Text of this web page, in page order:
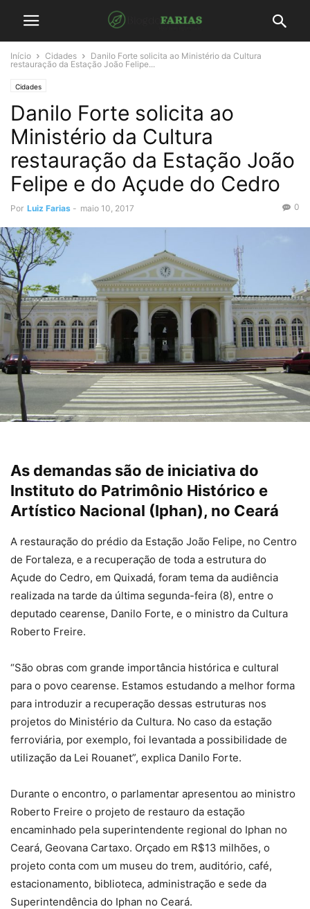
Início Cidades
Danilo Forte solicita ao Ministério da Cultura
restauração da Estação João Felipe...
Cidades
Danilo Forte solicita ao
Ministério da Cultura
restauração da Estação João
Felipe e do Açude do Cedro
Por Luiz Farias - maio 10, 2017 0
As demandas são de iniciativa do
Instituto do Patrimônio Histórico e
Artístico Nacional (Iphan), no Ceará
A restauração do prédio da Estação João Felipe, no Centro
de Fortaleza, e a recuperação de toda a estrutura do
Açude do Cedro, em Quixadá, foram tema da audiência
realizada na tarde da última segunda-feira (8), entre o
deputado cearense, Danilo Forte, e o ministro da Cultura
Roberto Freire.
“São obras com grande importância histórica e cultural
para o povo cearense. Estamos estudando a melhor forma
para introduzir a recuperação dessas estruturas nos
projetos do Ministério da Cultura. No caso da estação
ferroviária, por exemplo, foi levantada a possibilidade de
utilização da Lei Rouanet”, explica Danilo Forte.
Durante o encontro, o parlamentar apresentou ao ministro
Roberto Freire o projeto de restauro da estação
encaminhado pela superintendente regional do Iphan no
Ceará, Geovana Cartaxo. Orçado em R$13 milhões, o
projeto conta com um museu do trem, auditório, café,
estacionamento, biblioteca, administração e sede da
Superintendência do Iphan no Ceará.